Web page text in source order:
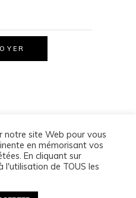
Photographe– Lorraine,
EST), Lunéville, Nancy, Metz,
notre site Web pour vous
en mémorisant vos
En cliquant sur
l'utilisation de TOUS les